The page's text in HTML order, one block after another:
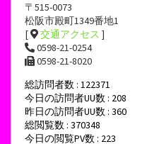
〒515-0073
松阪市殿町1349番地1
[
交通アクセス ]
0598-21-0254
0598-21-8020
総訪問者数 : 122371
今日の訪問者UU数 : 208
昨日の訪問者UU数 : 360
総閲覧数 : 370348
今日の閲覧PV数 : 223